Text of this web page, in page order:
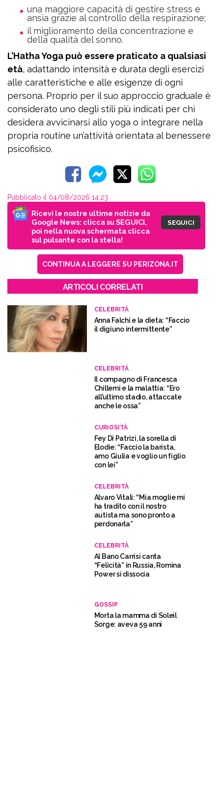
una maggiore capacità di gestire stress e
ansia grazie al controllo della respirazione;
il miglioramento della concentrazione e
della qualità del sonno.
L’Hatha Yoga può essere praticato a qualsiasi
età, adattando intensità e durata degli esercizi
alle caratteristiche e alle esigenze di ogni
persona. Proprio per il suo approccio graduale è
considerato uno degli stili più indicati per chi
desidera avvicinarsi allo yoga o integrare nella
propria routine un’attività orientata al benessere
psicofisico.
Pubblicato il 04/08/2026 14:23
Ricevi le nostre ultime notizie da
Google News: clicca su SEGUICI,
poi nella nuova schermata clicca
sul pulsante con la stella!
SEGUICI
CONTINUA A LEGGERE SU PERIZONA.IT
ARTICOLI CORRELATI
CELEBRITÀ
Anna Falchi e la dieta: “Faccio
il digiuno intermittente”
CELEBRITÀ
Il compagno di Francesca
Chillemi e la malattia: “Ero
all’ultimo stadio, attaccate
anche le ossa”
CURIOSITÀ
Fey Di Patrizi, la sorella di
Elodie: “Faccio la barista,
amo Giulia e voglio un figlio
con lei”
CELEBRITÀ
Alvaro Vitali: “Mia moglie mi
ha tradito con il nostro
autista ma sono pronto a
perdonarla”
CELEBRITÀ
Al Bano Carrisi canta
“Felicità” in Russia, Romina
Power si dissocia
GOSSIP
Morta la mamma di Soleil
Sorge: aveva 59 anni